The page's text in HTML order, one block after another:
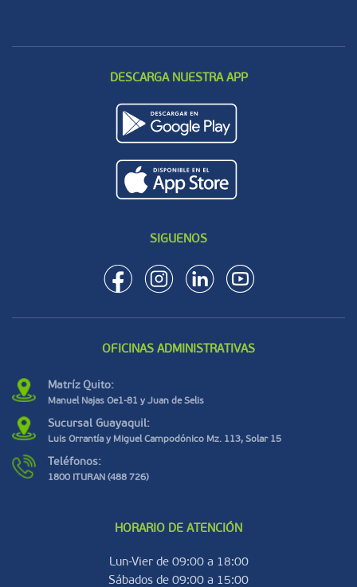
DESCARGA NUESTRA APP
SIGUENOS
OFICINAS ADMINISTRATIVAS
Matríz Quito:
Manuel Najas Oe1-81 y Juan de Selis
Sucursal Guayaquil:
Luis Orrantía y Miguel Campodónico Mz. 113, Solar 15
Teléfonos:
1800 ITURAN (488 726)
HORARIO DE ATENCIÓN
Lun-Vier de 09:00 a 18:00
Sábados de 09:00 a 15:00